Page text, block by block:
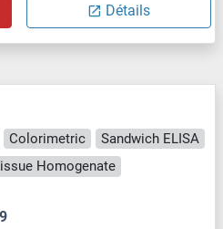
Détails
Colorimetric
Sandwich ELISA
Homogenate